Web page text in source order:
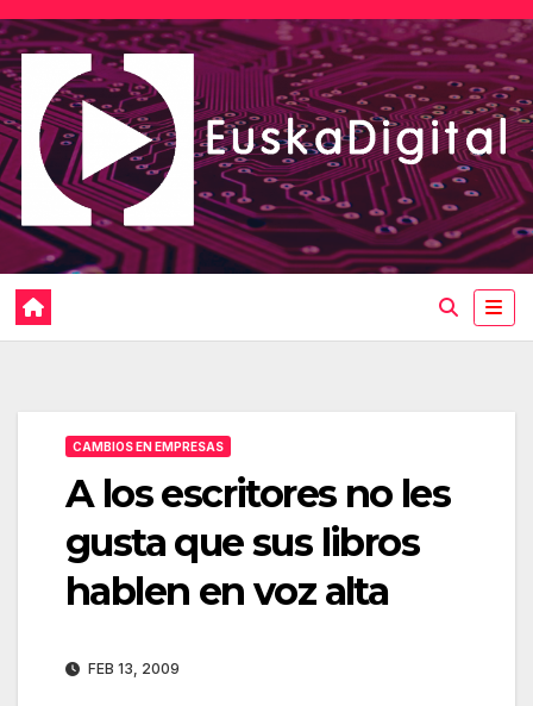
Saltar
al
contenido
CAMBIOS EN EMPRESAS
A los escritores no les
gusta que sus libros
hablen en voz alta
FEB 13, 2009